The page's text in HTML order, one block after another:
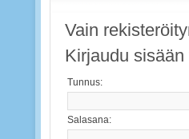
Vain
Kirjaudu sisään
Tunnus:
Salasana: